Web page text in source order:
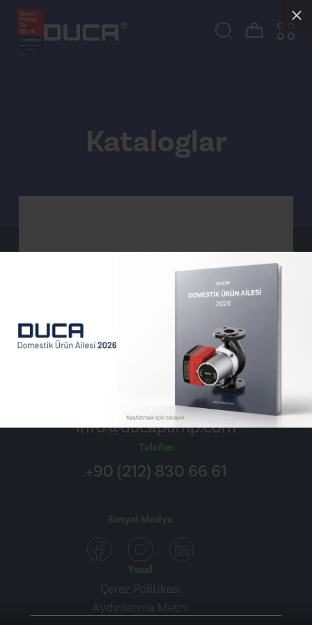
Kataloglar
info@ducapump.com
Telefon
+90 (212) 830 66 61
Sosyal Medya
Yasal
Çerez Politikası
Aydınlatma Metni